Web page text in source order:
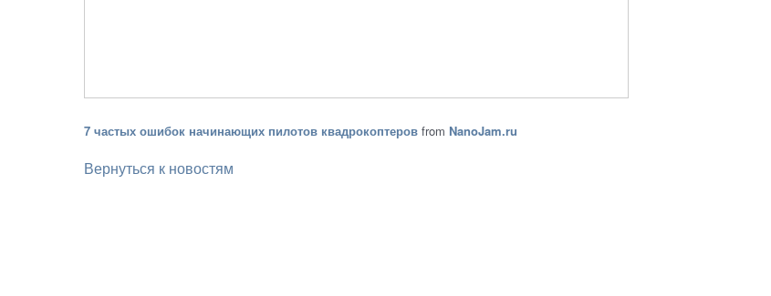
7 частых ошибок начинающих пилотов квадрокоптеров from NanoJam.ru
Вернуться к новостям